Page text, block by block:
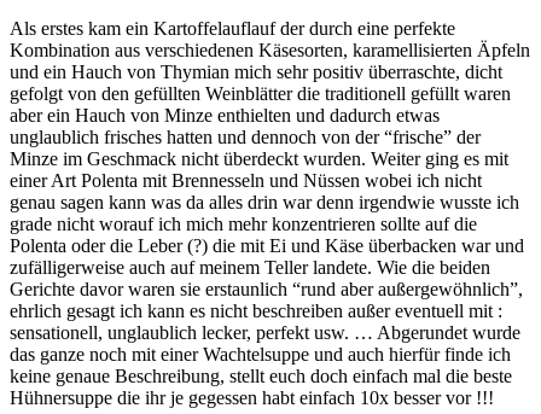
Als erstes kam ein Kartoffelauflauf der durch eine perfekte
Kombination aus verschiedenen Käsesorten, karamellisierten Äpfeln
und ein Hauch von Thymian mich sehr positiv überraschte, dicht
gefolgt von den gefüllten Weinblätter die traditionell gefüllt waren
aber ein Hauch von Minze enthielten und dadurch etwas
unglaublich frisches hatten und dennoch von der “frische” der
Minze im Geschmack nicht überdeckt wurden. Weiter ging es mit
einer Art Polenta mit Brennesseln und Nüssen wobei ich nicht
genau sagen kann was da alles drin war denn irgendwie wusste ich
grade nicht worauf ich mich mehr konzentrieren sollte auf die
Polenta oder die Leber (?) die mit Ei und Käse überbacken war und
zufälligerweise auch auf meinem Teller landete. Wie die beiden
Gerichte davor waren sie erstaunlich “rund aber außergewöhnlich”,
ehrlich gesagt ich kann es nicht beschreiben außer eventuell mit :
sensationell, unglaublich lecker, perfekt usw. … Abgerundet wurde
das ganze noch mit einer Wachtelsuppe und auch hierfür finde ich
keine genaue Beschreibung, stellt euch doch einfach mal die beste
Hühnersuppe die ihr je gegessen habt einfach 10x besser vor !!!